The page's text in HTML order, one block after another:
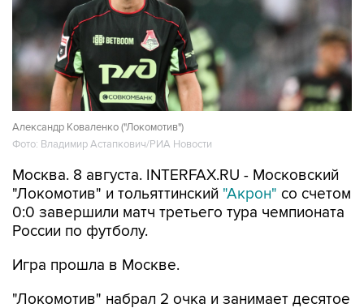
Александр Коваленко ("Локомотив")
Фото: Владимир Астапкович/РИА Новости
Москва. 8 августа. INTERFAX.RU - Московский
"Локомотив" и тольяттинский "Акрон" со счетом
0:0 завершили матч третьего тура чемпионата
России по футболу.
Игра прошла в Москве.
"Локомотив" набрал 2 очка и занимает десятое